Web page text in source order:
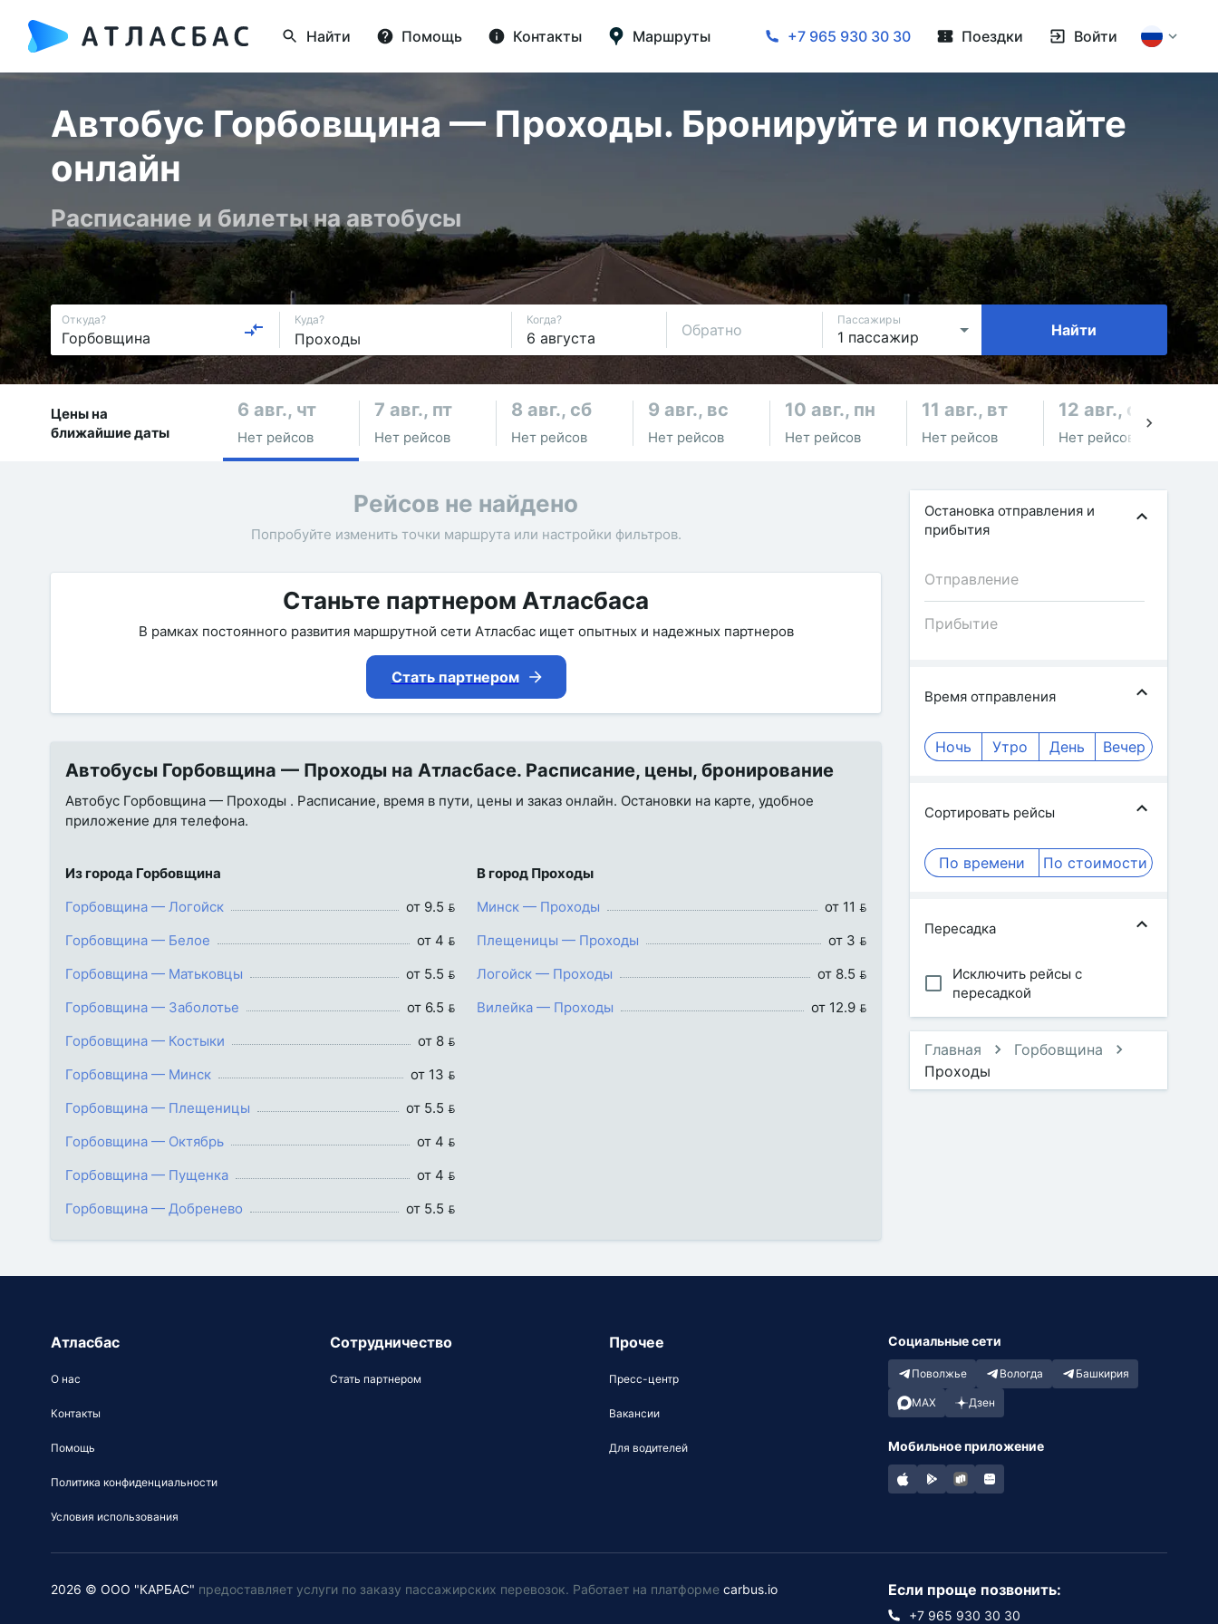
Найти Помощь Контакты Маршруты +7 965 930 30 30 Поездки Войти
Автобус Горбовщина — Проходы. Бронируйте и покупайте
онлайн
Расписание и билеты на автобусы
Откуда? Куда? Когда?
Обратно
Пассажиры
Найти
Цены на
ближайшие даты
6 авг., чт
Нет рейсов
7 авг., пт
Нет рейсов
8 авг., сб
Нет рейсов
9 авг., вс
Нет рейсов
10 авг., пн
Нет рейсов
11 авг., вт
Нет рейсов
12 авг., ср
Нет рейсов
Рейсов не найдено
Попробуйте изменить точки маршрута или настройки фильтров.
Станьте партнером Атласбаса
В рамках постоянного развития маршрутной сети Атласбас ищет опытных и надежных партнеров
Стать партнером
Автобусы Горбовщина — Проходы на Атласбасе. Расписание, цены, бронирование
Автобус Горбовщина — Проходы . Расписание, время в пути, цены и заказ онлайн. Остановки на карте, удобное
приложение для телефона.
Из города Горбовщина
Горбовщина — Логойск
от 9.5 
Горбовщина — Белое
от 4 
Горбовщина — Матьковцы
от 5.5 
Горбовщина — Заболотье
от 6.5 
Горбовщина — Костыки
от 8 
Горбовщина — Минск
от 13 
Горбовщина — Плещеницы
от 5.5 
Горбовщина — Октябрь
от 4 
Горбовщина — Пущенка
от 4 
Горбовщина — Добренево
от 5.5 
В город Проходы
Минск — Проходы
от 11 
Плещеницы — Проходы
от 3 
Логойск — Проходы
от 8.5 
Вилейка — Проходы
от 12.9 
Остановка отправления и
прибытия
Время отправления
Ночь Утро День Вечер
Сортировать рейсы
По времени По стоимости
Пересадка
Исключить рейсы с
пересадкой
Главная
Горбовщина
Проходы
Атласбас
О нас
Контакты
Помощь
Политика конфиденциальности
Условия использования
Сотрудничество
Стать партнером
Прочее
Пресс-центр
Вакансии
Для водителей
Социальные сети
Поволжье Вологда Башкирия
MAX Дзен
Мобильное приложение
2026 © ООО "КАРБАС" предоставляет услуги по заказу пассажирских перевозок. Работает на платформе carbus.io Если проще позвонить:
+7 965 930 30 30